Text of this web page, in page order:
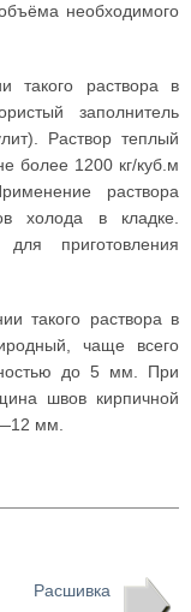
необходимого
такого раствора в
заполнитель
Раствор теплый
более 1200 кг/куб.м
раствора
холода в кладке.
приготовления
такого раствора в
чаще всего
до 5 мм. При
швов кирпичной
мм.
Расшивка